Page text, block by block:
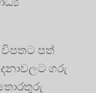
පත්
ගරු